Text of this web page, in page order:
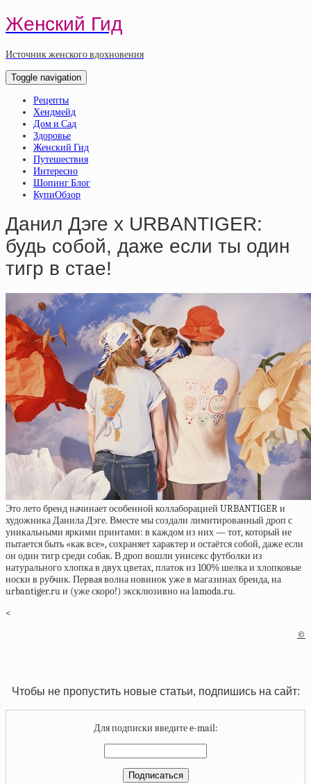
Женский Гид
Источник женского вдохновения
Toggle navigation
Рецепты
Хендмейд
Дом и Сад
Здоровье
Женский Гид
Путешествия
Интересно
Шопинг Блог
КупиОбзор
Данил Дэге x URBANTIGER:
будь собой, даже если ты один
тигр в стае!
Это лето бренд начинает особенной коллаборацией URBANTIGER и
художника Данила Дэге. Вместе мы создали лимитированный дроп с
уникальными яркими принтами: в каждом из них — тот, который не
пытается быть «как все», сохраняет характер и остаётся собой, даже если
он один тигр среди собак. В дроп вошли унисекс футболки из
натурального хлопка в двух цветах, платок из 100% шелка и хлопковые
носки в рубчик. Первая волна новинок уже в магазинах бренда, на
urbantiger.ru и (уже скоро!) эксклюзивно на lamoda.ru.
<
©
Чтобы не пропустить новые статьи, подпишись на сайт:
Для подписки введите e-mail: